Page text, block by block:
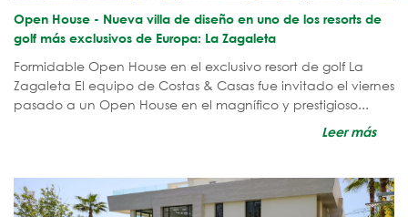
Open House - Nueva villa de diseño en uno de los resorts de
golf más exclusivos de Europa: La Zagaleta
Formidable Open House en el exclusivo resort de golf La
Zagaleta El equipo de Costas & Casas fue invitado el viernes
pasado a un Open House en el magnífico y prestigioso...
Leer más